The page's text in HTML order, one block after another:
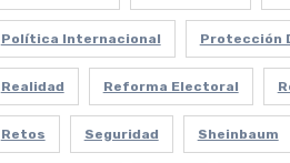
Política Internacional Protección
Realidad Reforma Electoral
Retos Seguridad Sheinbaum